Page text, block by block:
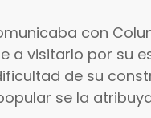
con
a visitarlo por su
de su
se la